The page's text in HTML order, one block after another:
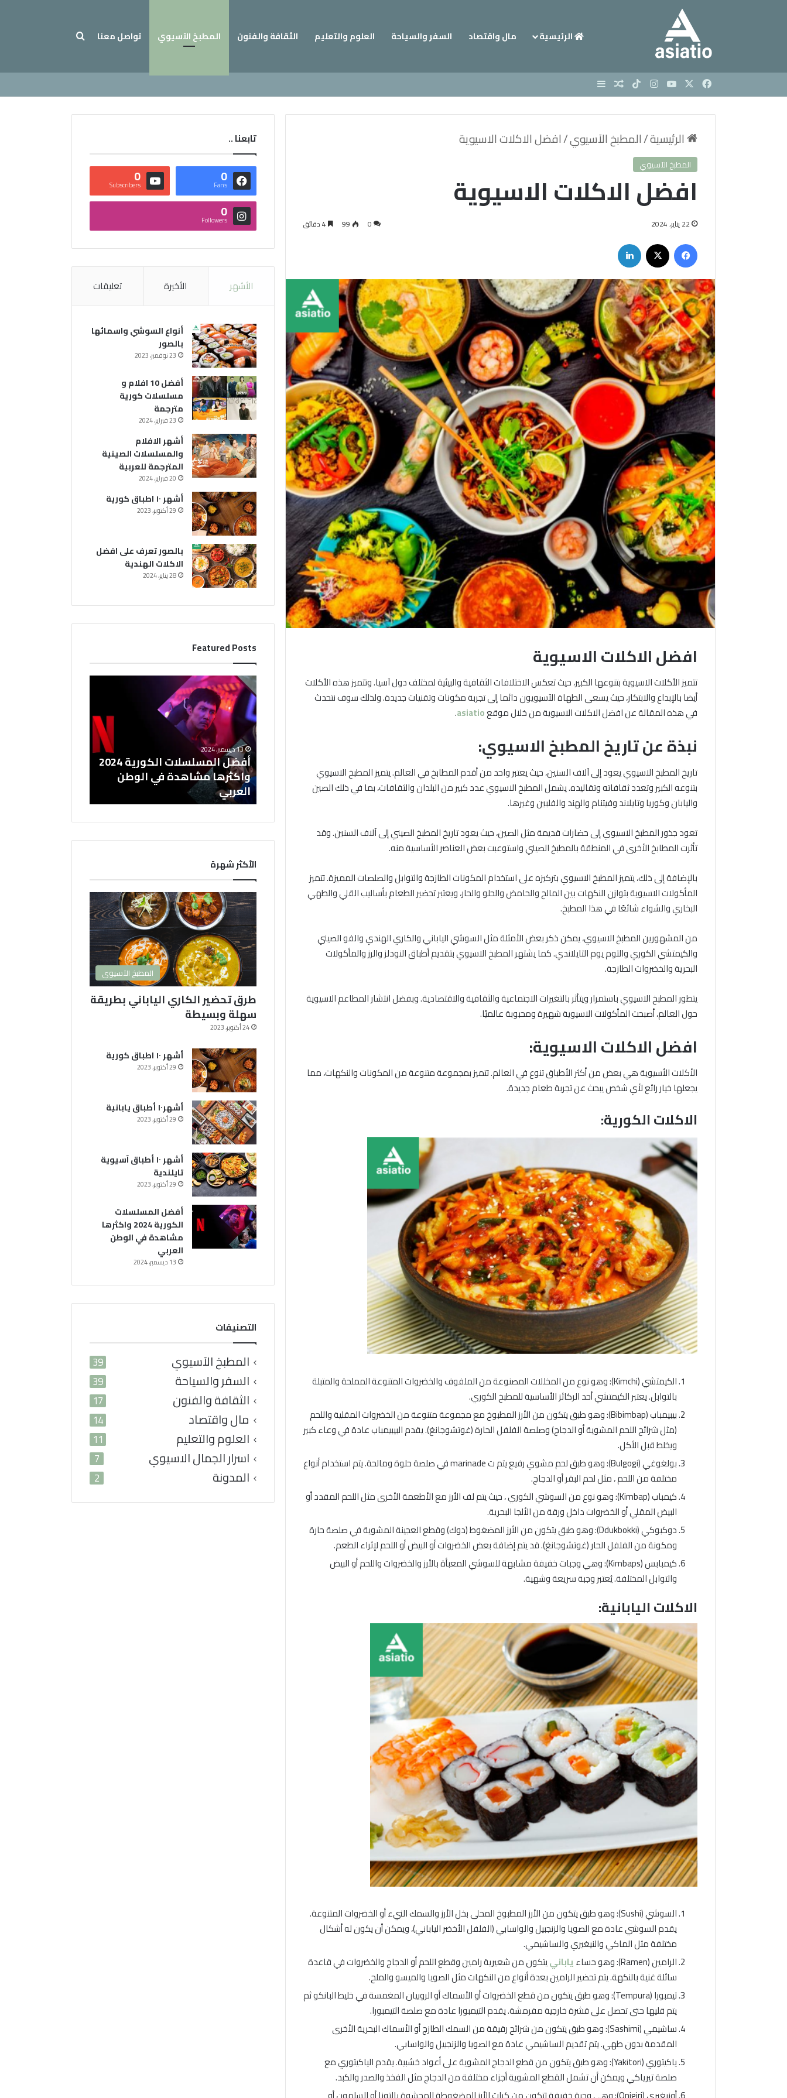
الرئيسية مال واقتصاد السفر والسياحة العلوم والتعليم الثقافة والفنون المطبخ الآسيوي تواصل معنا
فيسبوك يوتيوب انستقرام
‫TikTok مقال عشوائي
الرئيسية/المطبخ الآسيوي/افضل الاكلات الاسيوية
المطبخ الآسيوي
افضل الاكلات الاسيوية
22 يناير، 2024 0
99
فيسبوك
افضل الاكلات الاسيوية
تتميز الأكلات الاسيوية بتنوعها الكبير، حيث تعكس الاختلافات الثقافية والبيئية لمختلف دول آسيا. وتتميز هذه الأكلات
أيضا بالإبداع والابتكار، حيث يسعى الطهاة الآسيويون دائما إلى تجربة مكونات وتقنيات جديدة. ولذلك سوف نتحدث
في هذه المقالة عن افضل الاكلات الاسيوية من خلال موقعasiatio
.
نبذة عن تاريخ المطبخ الاسيوي:
تاريخ المطبخ الاسيوي يعود إلى آلاف السنين، حيث يعتبر واحد من أقدم المطابخ في العالم. يتميز المطبخ الاسيوي
بتنوعه الكبير وتعدد ثقافاته وتقاليده. يشمل المطبخ الاسيوي عدد كبير من البلدان والثقافات، بما في ذلك الصين
واليابان وكوريا وتايلاند وفيتنام والهند والفلبين وغيرها.
تعود جذور المطبخ الاسيوي إلى حضارات قديمة مثل الصين، حيث يعود تاريخ المطبخ الصيني إلى آلاف السنين. وقد
تأثرت المطابخ الأخرى في المنطقة بالمطبخ الصيني واستوعبت بعض العناصر الأساسية منه.
بالإضافة إلى ذلك، يتميز المطبخ الاسيوي بتركيزه على استخدام المكونات الطازجة والتوابل والصلصات المميزة. تتميز
المأكولات الاسيوية بتوازن النكهات بين المالح والحامض والحلو والحار، ويعتبر تحضير الطعام بأساليب القلي والطهي
البخاري والشواء شائعًا في هذا المطبخ.
من المشهورين المطبخ الاسيوي، يمكن ذكر بعض الأمثلة مثل السوشي الياباني والكاري الهندي والفو الصيني
والكيمتشي الكوري والتوم يوم التايلاندي. كما يشتهر المطبخ الاسيوي بتقديم أطباق النودلز والرز والمأكولات
البحرية والخضروات الطازجة.
يتطور المطبخ الاسيوي باستمرار ويتأثر بالتغيرات الاجتماعية والثقافية والاقتصادية. وبفضل انتشار المطاعم الاسيوية
حول العالم، أصبحت المأكولات الاسيوية شهيرة ومحبوبة عالميًا.
افضل الاكلات الاسيوية:
الأكلات الأسيوية هي بعض من أكثر الأطباق تنوع في العالم. تتميز بمجموعة متنوعة من المكونات والنكهات، مما
يجعلها خيار رائع لأي شخص يبحث عن تجربة طعام جديدة.
الاكلات الكورية:
الكيمتشي (Kimchi): وهو نوع من المخللات المصنوعة من الملفوف والخضروات المتنوعة المملحة والمتبلة
بالتوابل. يعتبر الكيمتشي أحد الركائز الأساسية للمطبخ الكوري.
بيبيمباب (Bibimbap): وهو طبق يتكون من الأرز المطبوخ مع مجموعة متنوعة من الخضروات المقلية واللحم
(مثل شرائح اللحم المشوية أو الدجاج) وصلصة الفلفل الحارة (غوتشوجانغ). يقدم البيبيمباب عادة في وعاء كبير
ويخلط قبل الأكل.
بولغوغي (Bulgogi): وهو طبق لحم مشوي رفيع يتم ت marinade في صلصة حلوة ومالحة. يتم استخدام أنواع
مختلفة من اللحم ، مثل لحم البقر أو الدجاج.
كيمباب (Kimbap): وهو نوع من السوشي الكوري ، حيث يتم لف الأرز مع الأطعمة الأخرى مثل اللحم المقدد أو
البيض المقلي أو الخضروات داخل ورقة من الألجا البحرية.
دوكبوكي (Ddukbokki): وهو طبق يتكون من الأرز المضغوط (دوك) وقطع العجينة المشوية في صلصة حارة
ومكونة من الفلفل الحار (غوتشوجانغ). قد يتم إضافة بعض الخضروات أو البيض أو اللحم لإثراء الطعم.
كيمبابس (Kimbaps): وهي وجبات خفيفة مشابهة للسوشي المعبأة بالأرز والخضروات واللحم أو البيض
والتوابل المختلفة. يُعتبر وجبة سريعة وشهية.
الاكلات اليابانية:
السوشي (Sushi): وهو طبق يتكون من الأرز المطبوخ المحلى بخل الأرز والسمك النيء أو الخضروات المتنوعة.
يقدم السوشي عادة مع الصويا والزنجبيل والواسابي (الفلفل الأخضر الياباني)، ويمكن أن يكون له أشكال
مختلفة مثل الماكي والنيغيري والساشيمي.
الرامين (Ramen): وهو حساء
يابانييتكون من شعيرية رامين وقطع اللحم أو الدجاج والخضروات في قاعدة
سائلة غنية بالنكهة. يتم تحضير الرامين بعدة أنواع من النكهات مثل الصويا والميسو والملح.
تيمبورا (Tempura): وهو طبق يتكون من قطع الخضروات أو الأسماك أو الروبيان المغمسة في خليط البانكو ثم
يتم قليها حتى تحصل على قشرة خارجية مقرمشة. يقدم التيمبورا عادة مع صلصة التيمبورا.
ساشيمي (Sashimi): وهو طبق يتكون من شرائح رقيقة من السمك الطازج أو الأسماك البحرية الأخرى
المقدمة بدون طهي. يتم تقديم الساشيمي عادة مع الصويا والزنجبيل والواسابي.
ياكيتوري (Yakitori): وهو طبق يتكون من قطع الدجاج المشوية على أعواد خشبية. يقدم الياكيتوري مع
صلصة تيرياكي ويمكن أن تشمل القطع المشوية أجزاء مختلفة من الدجاج مثل الفخذ والصدر والكبد.
تابعنا ..
0
Fans
0
Subscribers
0
Followers
الأشهر الأخيرة تعليقات
أنواع السوشي واسمائها
بالصور
23 نوفمبر، 2023
أفضل 10 افلام و
مسلسلات كورية
مترجمة
23 فبراير، 2024
أشهر الافلام
والمسلسلات الصينية
المترجمة للعربية
20 فبراير، 2024
أشهر ١٠ اطباق كورية
29 أكتوبر، 2023
بالصور تعرف على افضل
الاكلات الهندية
28 يناير، 2024
Featured Posts
أ
ف
ض
ل
ا
ل
م
س
ل
س
ل
ا
ت
ا
ك
و
ر
ي
ة
2
0
2
4
و
ا
ك
ث
ر
ا
م
ش
ا
ه
د
ة
ف
ي
ا
ل
و
ط
ن
ا
ل
ع
ي
13 ديسمبر، 2024
أفضل المسلسلات الكورية 2024
واكثرها مشاهدة في الوطن
العربي
الأكثر شهرة
المطبخ الآسيوي
طرق تحضير الكاري الياباني بطريقة
سهلة وبسيطة
24 أكتوبر، 2023
أشهر ١٠ اطباق كورية
29 أكتوبر، 2023
أشهر١٠ أطباق يابانية
29 أكتوبر، 2023
أشهر ١٠ أطباق آسيوية
تايلندية
29 أكتوبر، 2023
أفضل المسلسلات
الكورية 2024 واكثرها
مشاهدة في الوطن
العربي
13 ديسمبر، 2024
التصنيفات
المطبخ الآسيوي 39
السفر والسياحة 39
الثقافة والفنون 17
مال واقتصاد 14
العلوم والتعليم 11
اسرار الجمال الاسيوي 7
المدونة 2